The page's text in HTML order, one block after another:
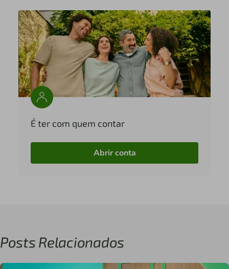
É ter com quem contar
Abrir conta
Posts Relacionados